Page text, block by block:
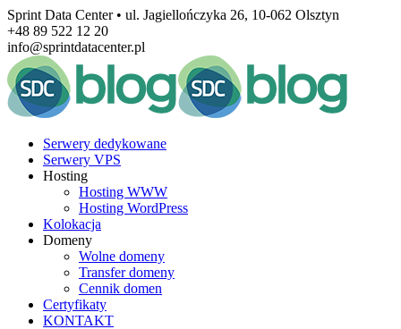
Sprint Data Center • ul. Jagiellończyka 26, 10-062 Olsztyn
+48 89 522 12 20
info@sprintdatacenter.pl
Serwery dedykowane
Serwery VPS
Hosting
Hosting WWW
Hosting WordPress
Kolokacja
Domeny
Wolne domeny
Transfer domeny
Cennik domen
Certyfikaty
KONTAKT